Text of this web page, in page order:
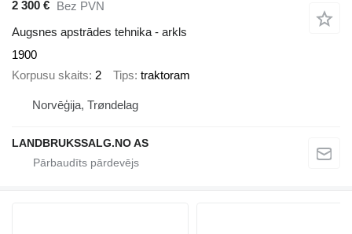
2 300 € Bez PVN
Augsnes apstrādes tehnika - arkls
1900
Korpusu skaits 2 Tips traktoram
Norvēģija, Trøndelag
LANDBRUKSSALG.NO AS